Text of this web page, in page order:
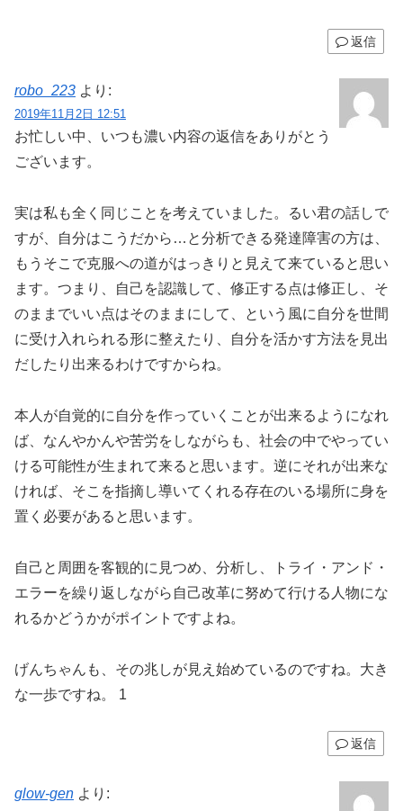
返信
robo_223 より:
2019年11月2日 12:51
お忙しい中、いつも濃い内容の返信をありがとう
ございます。
実は私も全く同じことを考えていました。るい君の話しで
すが、自分はこうだから…と分析できる発達障害の方は、
もうそこで克服への道がはっきりと見えて来ていると思い
ます。つまり、自己を認識して、修正する点は修正し、そ
のままでいい点はそのままにして、という風に自分を世間
に受け入れられる形に整えたり、自分を活かす方法を見出
だしたり出来るわけですからね。
本人が自覚的に自分を作っていくことが出来るようになれ
ば、なんやかんや苦労をしながらも、社会の中でやってい
ける可能性が生まれて来ると思います。逆にそれが出来な
ければ、そこを指摘し導いてくれる存在のいる場所に身を
置く必要があると思います。
自己と周囲を客観的に見つめ、分析し、トライ・アンド・
エラーを繰り返しながら自己改革に努めて行ける人物にな
れるかどうかがポイントですよね。
げんちゃんも、その兆しが見え始めているのですね。大き
な一歩ですね。 1
返信
glow-gen より: